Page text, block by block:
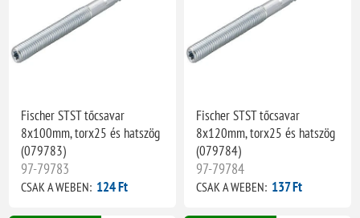
Fischer STST tőcsavar
8x100mm, torx25 és hatszög
(079783)
97-79783
CSAK A WEBEN: 124 Ft
Fischer STST tőcsavar
8x120mm, torx25 és hatszög
(079784)
97-79784
CSAK A WEBEN: 137 Ft